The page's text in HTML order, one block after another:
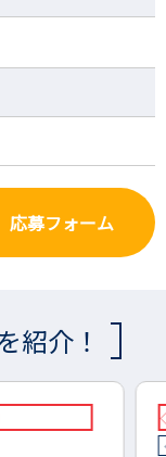
応募フォーム
紹介！
◇想
◇正